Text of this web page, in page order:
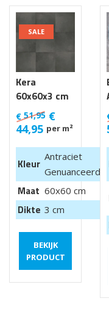
Kera
60x60x3 cm
Luik
€ 51,95 €
44,95 per m²
SALE
Kleur
Antraciet
Genuanceerd
Maat 60x60 cm
Dikte 3 cm
BEKIJK
PRODUCT